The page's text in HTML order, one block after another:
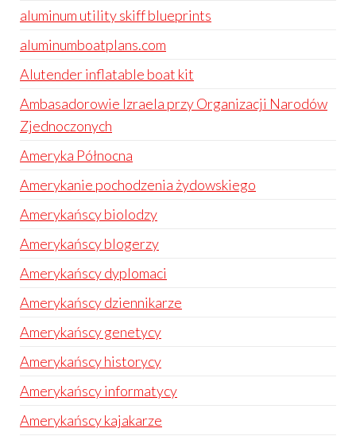
aluminum utility skiff blueprints
aluminumboatplans.com
Alutender inflatable boat kit
Ambasadorowie Izraela przy Organizacji Narodów
Zjednoczonych
Ameryka Północna
Amerykanie pochodzenia żydowskiego
Amerykańscy biolodzy
Amerykańscy blogerzy
Amerykańscy dyplomaci
Amerykańscy dziennikarze
Amerykańscy genetycy
Amerykańscy historycy
Amerykańscy informatycy
Amerykańscy kajakarze